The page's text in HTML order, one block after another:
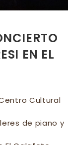
EN EL
Cultural
de piano y